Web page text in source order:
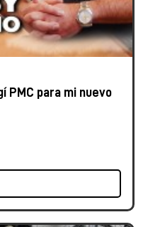
PMC para mi nuevo